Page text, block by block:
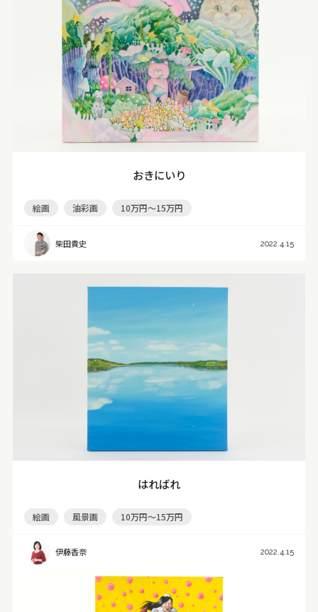
おきにいり
絵画 油彩画 10万円～15万円
柴田貴史 2022.4.15
はればれ
絵画 風景画 10万円～15万円
伊藤香奈 2022.4.15